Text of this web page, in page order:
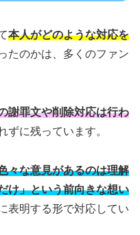
本人がどのような対応を
たのかは、多くのファン
謝罪文や削除対応は行わ
ずに残っています。
々な意見があるのは理解
け」という前向きな想い
表明する形で対応してい